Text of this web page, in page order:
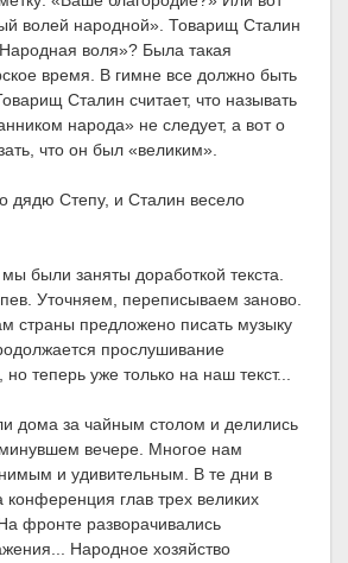
волей народной». Товарищ Сталин
воля»? Была такая
время. В гимне все должно быть
Сталин считает, что называть
народа» не следует, а вот о
что он был «великим».
дядю Степу, и Сталин весело
были заняты доработкой текста.
Уточняем, переписываем заново.
страны предложено писать музыку
прослушивание
но теперь уже только на наш текст...
дома за чайным столом и делились
вечере. Многое нам
и удивительным. В те дни в
глав трех великих
фронте разворачивались
Народное хозяйство